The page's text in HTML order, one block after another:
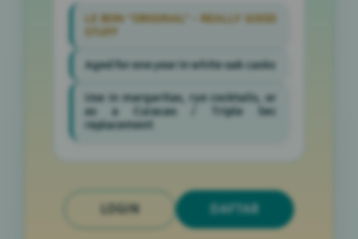
LE BON "ORIGINAL" - REALLY GOOD
STUFF
Aged for one year in white oak casks
Use in margaritas, rye cocktails, or
as a Curacao / Triple Sec
replacement
LOGIN DAFTAR